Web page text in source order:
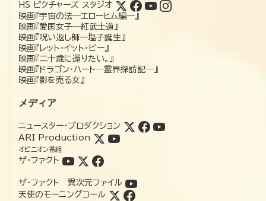
HS ピクチャーズ スタジオ
映画『宇宙の法―エローヒム編―』
映画『愛国女子―紅武士道』
映画『呪い返し師—塩子誕生』
映画『レット・イット・ビー』
映画『二十歳に還りたい。』
映画『ドラゴン・ハート―霊界探訪記―』
映画『影を売る女』
メディア
ニュースター・プロダクション
ARI Production
オピニオン番組
ザ・ファクト
ザ・ファクト 異次元ファイル
天使のモーニングコール